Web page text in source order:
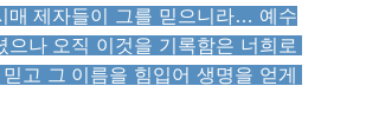
매 제자들이 그를 믿으니라… 예수
나 오직 이것을 기록함은 너희로
고 그 이름을 힘입어 생명을 얻게